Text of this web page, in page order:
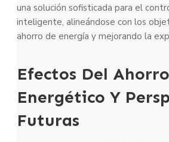
una solución sofisticada para el
inteligente, alineándose con los
ahorro de energía y mejorando la
Efectos Del Ahorro
Energético Y
Futuras